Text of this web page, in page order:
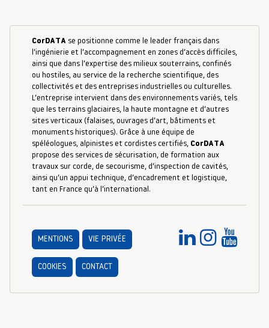
CorDATA se positionne comme le leader français dans
l’ingénierie et l’accompagnement en zones d’accès difficiles,
ainsi que dans l’expertise des milieux souterrains, confinés
ou hostiles, au service de la recherche scientifique, des
collectivités et des entreprises industrielles ou culturelles.
L’entreprise intervient dans des environnements variés, tels
que les terrains glaciaires, la haute montagne et d’autres
sites verticaux (falaises, ouvrages d’art, bâtiments et
monuments historiques). Grâce à une équipe de
spéléologues, alpinistes et cordistes certifiés, CorDATA
propose des services de sécurisation, de formation aux
travaux sur corde, de secourisme, d’inspection de cavités,
ainsi qu’un appui technique, d’encadrement et logistique,
tant en France qu’à l’international.
MENTIONS VIE PRIVÉE
COOKIES CONTACT